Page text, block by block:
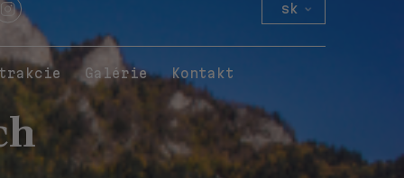
sk
Galérie Kontakt